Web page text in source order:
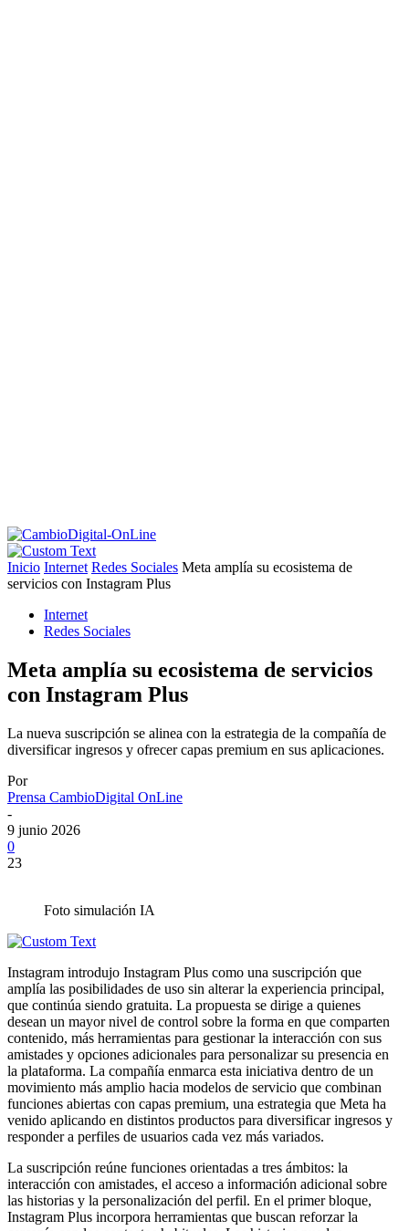
Inicio Internet Redes Sociales Meta amplía su ecosistema de
servicios con Instagram Plus
Internet
Redes Sociales
Meta amplía su ecosistema de servicios
con Instagram Plus
La nueva suscripción se alinea con la estrategia de la compañía de
diversificar ingresos y ofrecer capas premium en sus aplicaciones.
Por
Prensa CambioDigital OnLine
-
9 junio 2026
0
23
Foto simulación IA
Instagram introdujo Instagram Plus como una suscripción que
amplía las posibilidades de uso sin alterar la experiencia principal,
que continúa siendo gratuita. La propuesta se dirige a quienes
desean un mayor nivel de control sobre la forma en que comparten
contenido, más herramientas para gestionar la interacción con sus
amistades y opciones adicionales para personalizar su presencia en
la plataforma. La compañía enmarca esta iniciativa dentro de un
movimiento más amplio hacia modelos de servicio que combinan
funciones abiertas con capas premium, una estrategia que Meta ha
venido aplicando en distintos productos para diversificar ingresos y
responder a perfiles de usuarios cada vez más variados.
La suscripción reúne funciones orientadas a tres ámbitos: la
interacción con amistades, el acceso a información adicional sobre
las historias y la personalización del perfil. En el primer bloque,
Instagram Plus incorpora herramientas que buscan reforzar la